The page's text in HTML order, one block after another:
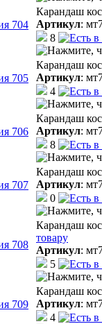
Карандаш
Артикул:
8
Карандаш
Артикул:
4
Карандаш
Артикул:
8
Карандаш
Артикул:
0
Карандаш
товару
Артикул:
5
Карандаш
Артикул:
4